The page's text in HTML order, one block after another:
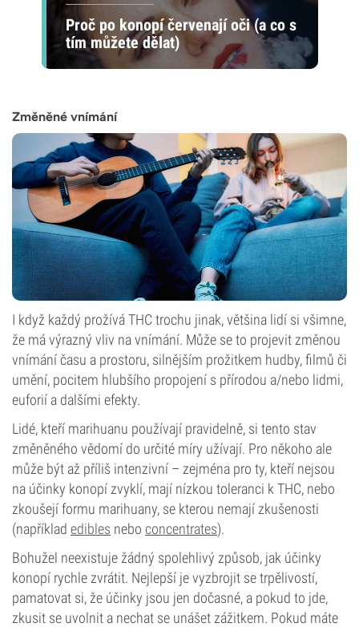
Proč po konopí červenají oči (a co s
tím můžete dělat)​
Změněné vnímání
I když každý prožívá THC trochu jinak, většina lidí si všimne,
že má výrazný vliv na vnímání. Může se to projevit změnou
vnímání času a prostoru, silnějším prožitkem hudby, filmů či
umění, pocitem hlubšího propojení s přírodou a/nebo lidmi,
euforií a dalšími efekty.
Lidé, kteří marihuanu používají pravidelně, si tento stav
změněného vědomí do určité míry užívají. Pro někoho ale
může být až příliš intenzivní – zejména pro ty, kteří nejsou
na účinky konopí zvyklí, mají nízkou toleranci k THC, nebo
zkoušejí formu marihuany, se kterou nemají zkušenosti
(například edibles nebo concentrates).
Bohužel neexistuje žádný spolehlivý způsob, jak účinky
konopí rychle zvrátit. Nejlepší je vyzbrojit se trpělivostí,
pamatovat si, že účinky jsou jen dočasné, a pokud to jde,
zkusit se uvolnit a nechat se unášet zážitkem. Pokud máte